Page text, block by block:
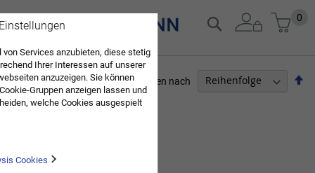
Zum
Inhalt
0
Suche
Sortieren nach
PFLEGEBEDARF
Services anzubieten, diese stetig
Ihrer Interessen auf unserer
anzuzeigen. Sie können
Gruppen anzeigen lassen und
welche Cookies ausgespielt
Cookies